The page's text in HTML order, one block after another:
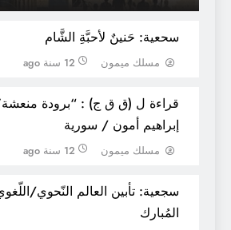
سحعية: حَنينٌ لأحبَّةِ الشَّام
مسلك ميمون 12 سنة ago
قراءة ل (ق ق ج) : “برودة
إبراهيم أمون / سورية
مسلك ميمون 12 سنة ago
سجعية: تأبين العالم النّحوي/
المُبارك